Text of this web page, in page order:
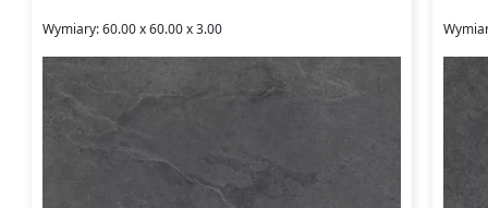
Wymiary: 60.00 x 60.00 x 3.00